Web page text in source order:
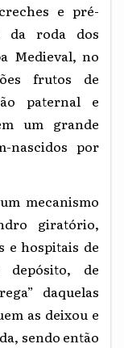
e pré-
da roda dos
Medieval, no
frutos de
paternal e
um grande
nascidos por
mecanismo
giratório,
e hospitais de
depósito, de
daquelas
as deixou e
sendo então